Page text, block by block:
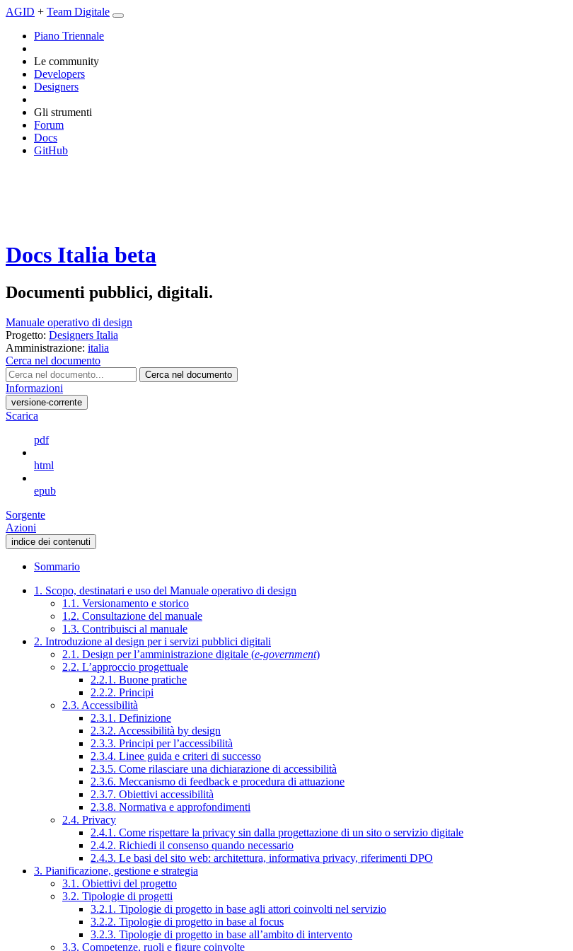
AGID + Team Digitale
Piano Triennale
Le community
Developers
Designers
Gli strumenti
Forum
Docs
GitHub
Docs Italia beta
Documenti pubblici, digitali.
Manuale operativo di design
Progetto: Designers Italia
Amministrazione: italia
Cerca nel documento
Cerca nel documento
Informazioni
versione-corrente
Scarica
pdf
html
epub
Sorgente
Azioni
indice dei contenuti
Sommario
1. Scopo, destinatari e uso del Manuale operativo di design
1.1. Versionamento e storico
1.2. Consultazione del manuale
1.3. Contribuisci al manuale
2. Introduzione al design per i servizi pubblici digitali
2.1. Design per l’amministrazione digitale (e-government)
2.2. L’approccio progettuale
2.2.1. Buone pratiche
2.2.2. Principi
2.3. Accessibilità
2.3.1. Definizione
2.3.2. Accessibilità by design
2.3.3. Principi per l’accessibilità
2.3.4. Linee guida e criteri di successo
2.3.5. Come rilasciare una dichiarazione di accessibilità
2.3.6. Meccanismo di feedback e procedura di attuazione
2.3.7. Obiettivi accessibilità
2.3.8. Normativa e approfondimenti
2.4. Privacy
2.4.1. Come rispettare la privacy sin dalla progettazione di un sito o servizio digitale
2.4.2. Richiedi il consenso quando necessario
2.4.3. Le basi del sito web: architettura, informativa privacy, riferimenti DPO
3. Pianificazione, gestione e strategia
3.1. Obiettivi del progetto
3.2. Tipologie di progetti
3.2.1. Tipologie di progetto in base agli attori coinvolti nel servizio
3.2.2. Tipologie di progetto in base al focus
3.2.3. Tipologie di progetto in base all’ambito di intervento
3.3. Competenze, ruoli e figure coinvolte